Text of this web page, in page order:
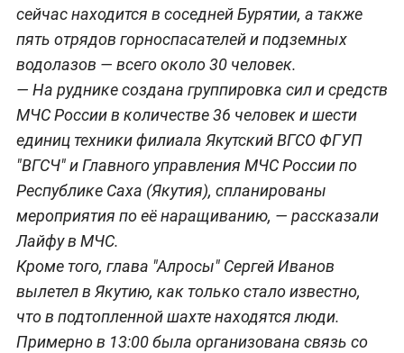
сейчас находится в соседней Бурятии, а также
пять отрядов горноспасателей и подземных
водолазов — всего около 30 человек.
— На руднике создана группировка сил и средств
МЧС России в количестве 36 человек и шести
единиц техники филиала Якутский ВГСО ФГУП
"ВГСЧ" и Главного управления МЧС России по
Республике Саха (Якутия), спланированы
мероприятия по её наращиванию, — рассказали
Лайфу в МЧС.
Кроме того, глава "Алросы" Сергей Иванов
вылетел в Якутию, как только стало известно,
что в подтопленной шахте находятся люди.
Примерно в 13:00 была организована связь со